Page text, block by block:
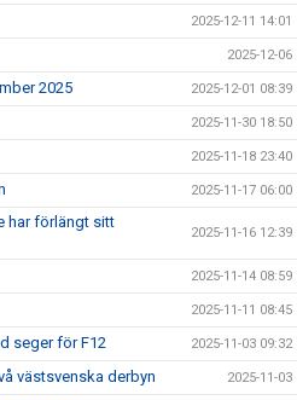
2025-12-11 14:01
2025-12-06
2025 2025-12-01 08:39
2025-11-30 18:50
2025-11-18 23:40
2025-11-17 06:00
har förlängt sitt
2025-11-16 12:39
2025-11-14 08:59
2025-11-11 08:45
seger för F12 2025-11-03 09:32
västsvenska derbyn 2025-11-03